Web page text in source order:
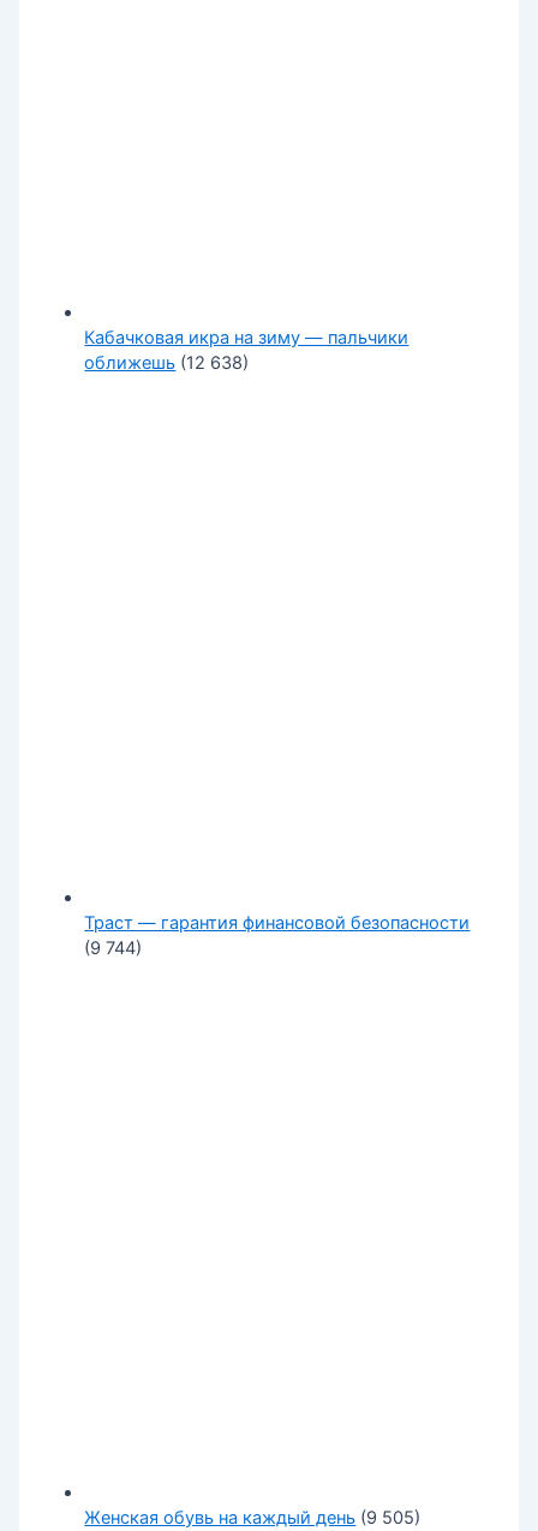
Кабачковая икра на зиму — пальчики
оближешь (12 638)
Траст — гарантия финансовой безопасности
(9 744)
Женская обувь на каждый день (9 505)